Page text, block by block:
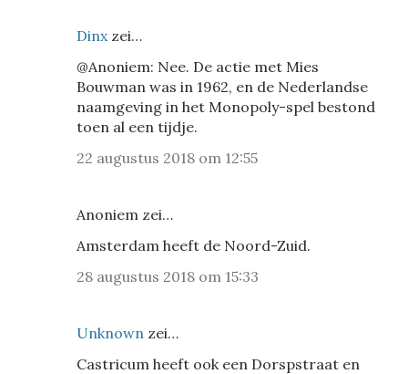
Dinxzei…
@Anoniem: Nee. De actie met Mies
Bouwman was in 1962, en de Nederlandse
naamgeving in het Monopoly-spel bestond
toen al een tijdje.
22 augustus 2018 om 12:55
Anoniem zei…
Amsterdam heeft de Noord-Zuid.
28 augustus 2018 om 15:33
Unknown zei…
Castricum heeft ook een Dorspstraat en